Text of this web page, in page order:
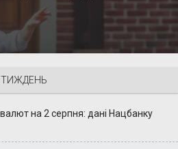
ТИЖДЕНЬ
на 2 серпня: дані Нацбанку